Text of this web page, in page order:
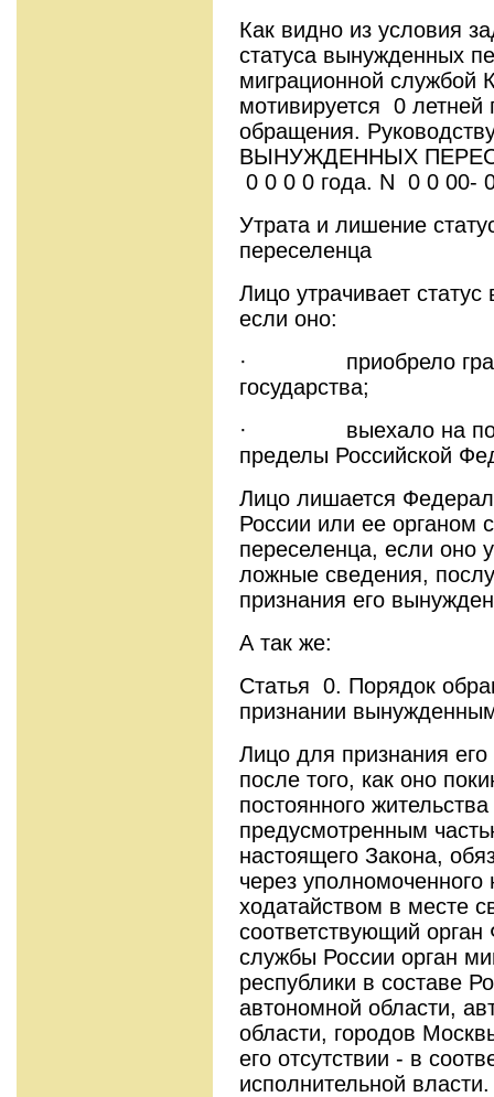
Как видно из условия
статуса вынужденных
миграционной службой
мотивируется 0 летней
обращения.
ВЫНУЖДЕННЫХ
0 0 0 0 года. N 0 0 00-
Утрата и лишение
переселенца
Лицо утрачивает
если оно:
· приобрело
государства;
· выехало на
пределы Российской
Лицо лишается
России или ее органом
переселенца, если
ложные сведения,
признания его
А так же:
Статья 0. Порядок
признании
Лицо для признания
после того, как оно
постоянного
предусмотренным
настоящего Закона,
через уполномоченного
ходатайством в месте
соответствующий
службы России орган
республики в составе
автономной области,
области, городов
его отсутствии - в
исполнительной власти.